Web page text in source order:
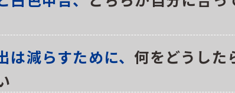
は減らすために、 何をどうした